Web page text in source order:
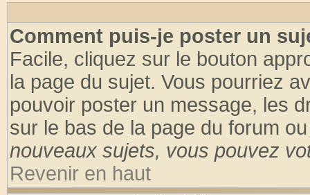
Comment puis-je poster un
Facile, cliquez sur le bouton
la page du sujet. Vous pourriez
pouvoir poster un message, les
sur le bas de la page du forum
nouveaux sujets, vous pouvez
Revenir en haut